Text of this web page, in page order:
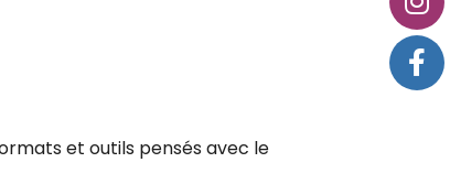
et outils pensés avec le